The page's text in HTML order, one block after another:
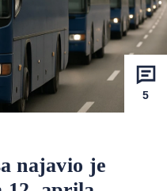
5
najavio je